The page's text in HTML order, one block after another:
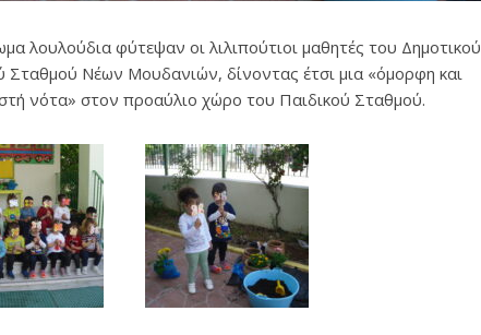
λουλούδια φύτεψαν οι λιλιπούτιοι μαθητές του Δημοτικού
Σταθμού Νέων Μουδανιών, δίνοντας έτσι μια «όμορφη και
νότα» στον προαύλιο χώρο του Παιδικού Σταθμού.